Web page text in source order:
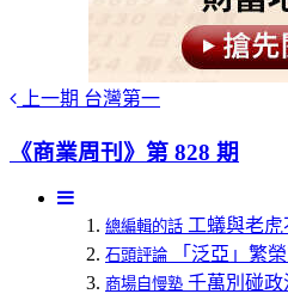
上一期 台灣第一
《商業周刊》第 828 期
總編輯的話 工蟻與老虎
石頭評論 「泛亞」繁
商場自慢塾 千萬別碰政